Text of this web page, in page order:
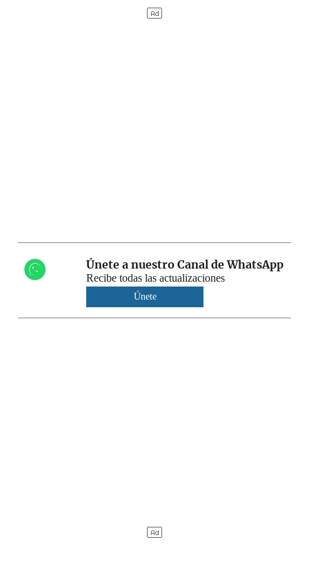
Únete a nuestro Canal de WhatsApp
Recibe todas las actualizaciones
Únete